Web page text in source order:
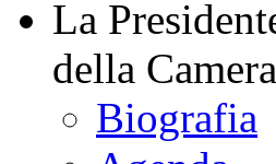
La
della Camera
Biografia